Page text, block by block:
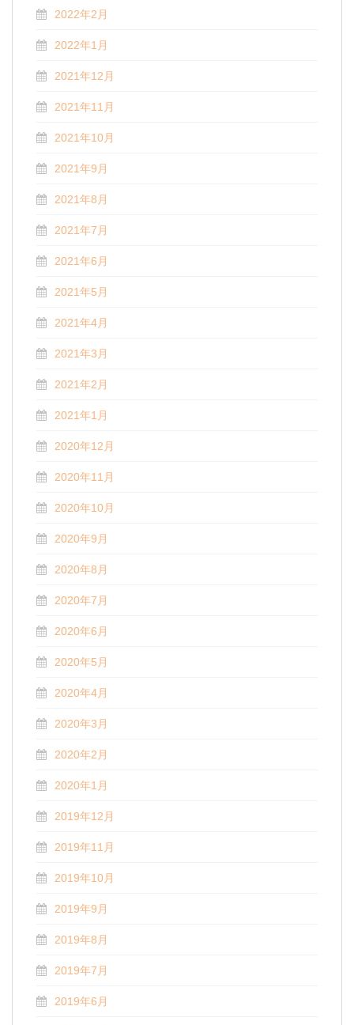
2022年2月
2022年1月
2021年12月
2021年11月
2021年10月
2021年9月
2021年8月
2021年7月
2021年6月
2021年5月
2021年4月
2021年3月
2021年2月
2021年1月
2020年12月
2020年11月
2020年10月
2020年9月
2020年8月
2020年7月
2020年6月
2020年5月
2020年4月
2020年3月
2020年2月
2020年1月
2019年12月
2019年11月
2019年10月
2019年9月
2019年8月
2019年7月
2019年6月